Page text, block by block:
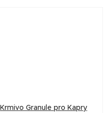
Krmivo Granule pro Kapry